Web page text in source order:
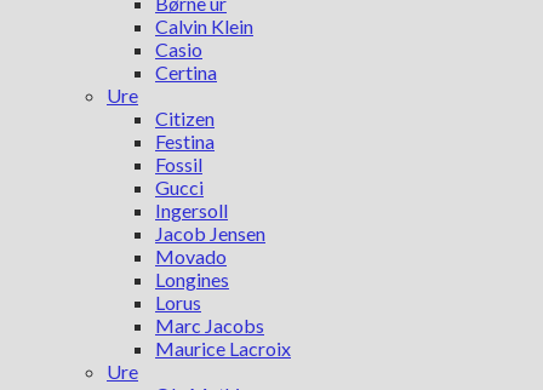
Calvin Klein
Casio
Certina
Ure
Citizen
Festina
Fossil
Gucci
Ingersoll
Jacob Jensen
Movado
Longines
Lorus
Marc Jacobs
Maurice Lacroix
Ure